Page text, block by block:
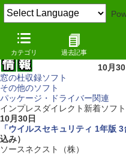
カテゴリ 過去記事
10月30
窓の杜収録ソフト
その他のソフト
パッケージ・ドライバー関連
インプレスダイレクト新着ソフト
10月30日
「ウイルスセキュリティ 1年版
込み）
ソースネクスト（株）